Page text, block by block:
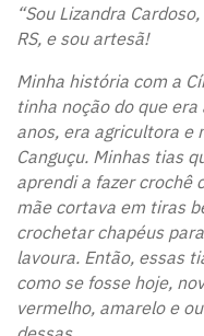
“Sou Lizandra
RS, e sou artesã!
Minha história com a
tinha noção do que
anos, era agricultora e
Canguçu. Minhas tias
aprendi a fazer crochê
mãe cortava em tiras
crochetar chapéus
lavoura. Então, essas
como se fosse hoje,
vermelho, amarelo e